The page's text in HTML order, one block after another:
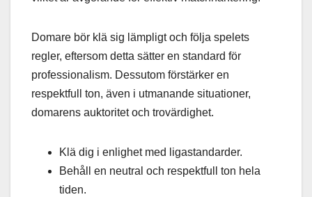
Domare bör klä sig lämpligt och följa spelets
regler, eftersom detta sätter en standard för
professionalism. Dessutom förstärker en
respektfull ton, även i utmanande situationer,
domarens auktoritet och trovärdighet.
Klä dig i enlighet med ligastandarder.
Behåll en neutral och respektfull ton hela
tiden.